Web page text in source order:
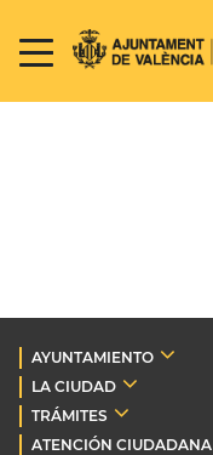
AYUNTAMIENTO
LA CIUDAD
TRÁMITES
ATENCIÓN CIUDADANA